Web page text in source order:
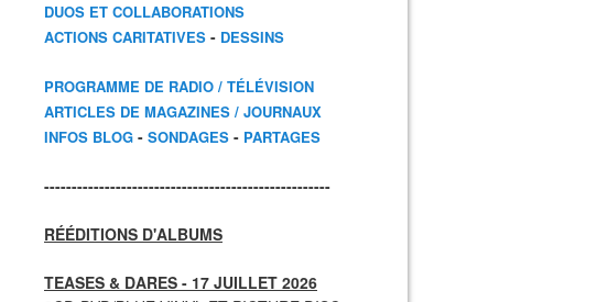
DUOS ET COLLABORATIONS
ACTIONS CARITATIVES - DESSINS
PROGRAMME DE RADIO / TÉLÉVISION
ARTICLES DE MAGAZINES / JOURNAUX
INFOS BLOG - SONDAGES - PARTAGES
----------------------------------------------------
RÉÉDITIONS D'ALBUMS
TEASES & DARES - 17 JUILLET 2026